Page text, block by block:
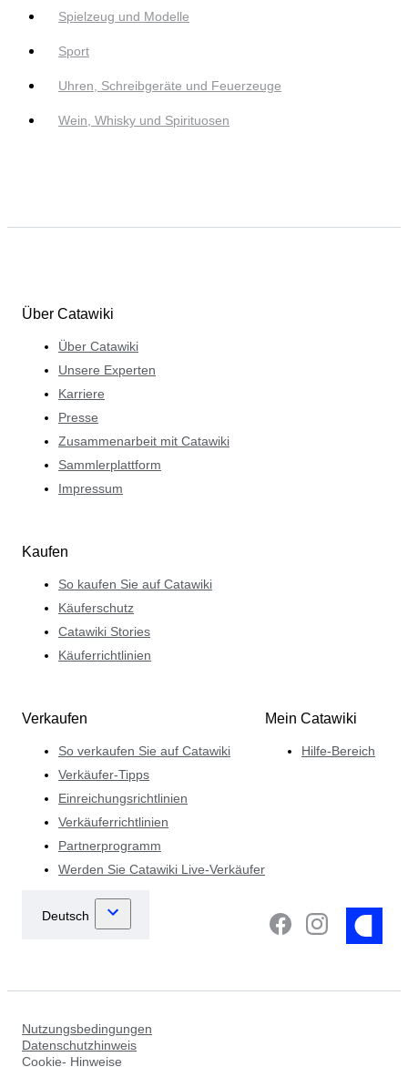
Spielzeug und Modelle
Sport
Uhren, Schreibgeräte und Feuerzeuge
Wein, Whisky und Spirituosen
Über Catawiki
Über Catawiki
Unsere Experten
Karriere
Presse
Zusammenarbeit mit Catawiki
Sammlerplattform
Impressum
Kaufen
So kaufen Sie auf Catawiki
Käuferschutz
Catawiki Stories
Käuferrichtlinien
Verkaufen
So verkaufen Sie auf Catawiki
Verkäufer-Tipps
Einreichungsrichtlinien
Verkäuferrichtlinien
Partnerprogramm
Werden Sie Catawiki Live-Verkäufer
Mein Catawiki
Hilfe-Bereich
Nutzungsbedingungen
Datenschutzhinweis
Cookie- Hinweise